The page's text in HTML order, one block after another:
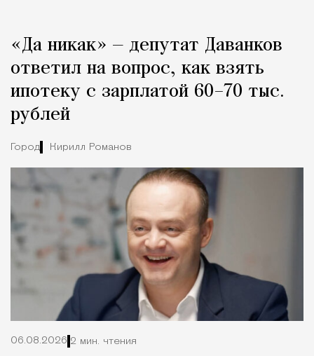
«Да никак» — депутат Даванков
ответил на вопрос, как взять
ипотеку с зарплатой 60–70 тыс.
рублей
Город Кирилл Романов
06.08.2026 2 мин. чтения